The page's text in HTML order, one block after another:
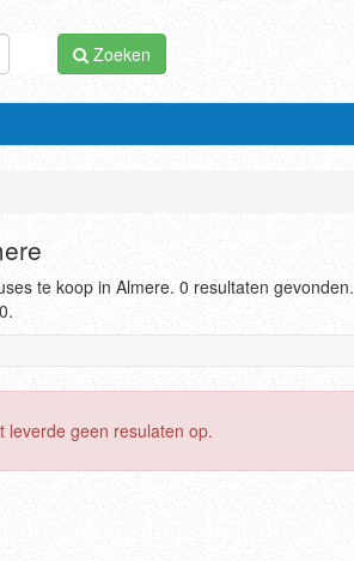
Zoeken
te koop in Almere. 0 resultaten gevonden.
leverde geen resulaten op.